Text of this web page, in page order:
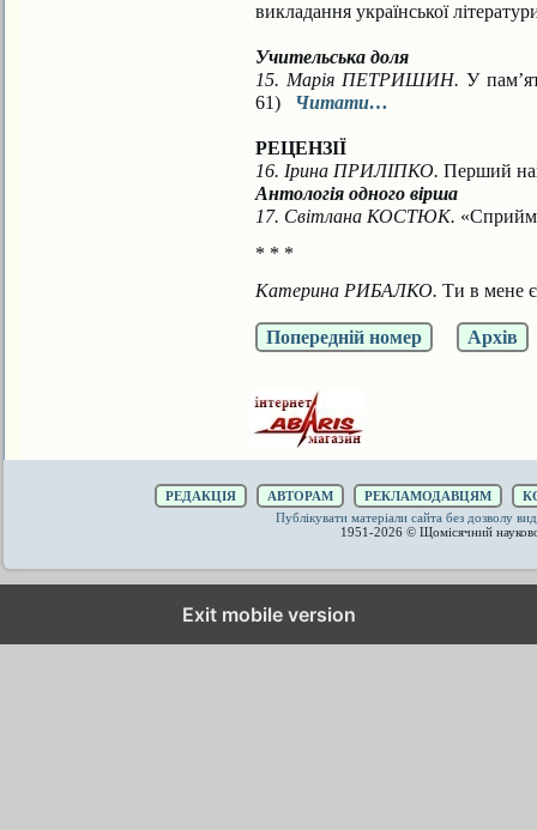
викладання української
Учительська доля
15. Марія ПЕТРИШИН. У
61) Читати…
РЕЦЕНЗІЇ
16. Ірина ПРИЛІПКО. Перший
Антологія одного вірша
17. Світлана КОСТЮК.
* * *
Катерина РИБАЛКО. Ти в мене
Попередній номер Архів
РЕДАКЦІЯ АВТОРАМ РЕКЛАМОДАВЦЯМ
Публікувати матеріали сайта без дозволу
1951-2026 © Щомісячний
Exit mobile version